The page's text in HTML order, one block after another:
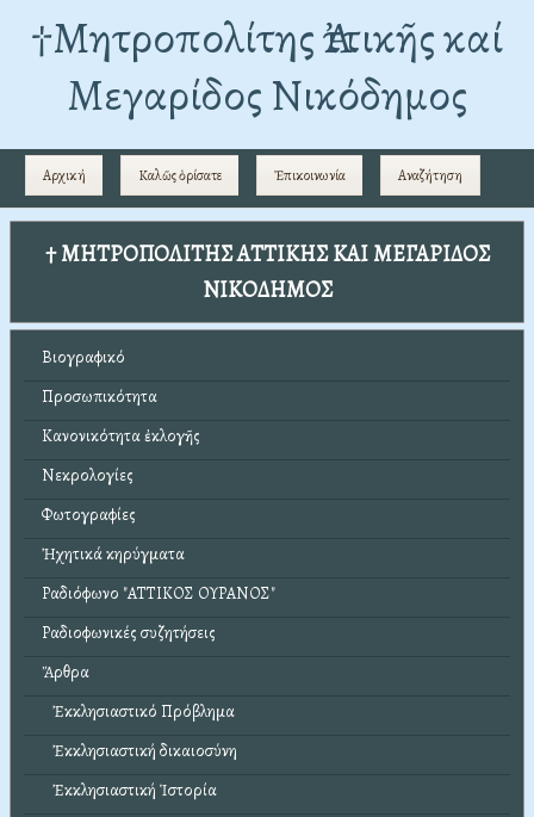
†Mητροπολίτης Ἀττικῆς καί
Μεγαρίδος Νικόδημος
Αρχική Καλῶς ὁρίσατε Ἐπικοινωνία Αναζήτηση
† ΜΗΤΡΟΠΟΛΙΤΗΣ ΑΤΤΙΚΗΣ ΚΑΙ ΜΕΓΑΡΙΔΟΣ
ΝΙΚΟΔΗΜΟΣ
Βιογραφικό
Προσωπικότητα
Κανονικότητα ἐκλογῆς
Νεκρολογίες
Φωτογραφίες
Ἠχητικά κηρύγματα
Ραδιόφωνο "ΑΤΤΙΚΟΣ ΟΥΡΑΝΟΣ"
Ραδιοφωνικές συζητήσεις
Ἄρθρα
Ἐκκλησιαστικό Πρόβλημα
Ἐκκλησιαστική δικαιοσύνη
Ἐκκλησιαστική Ἱστορία